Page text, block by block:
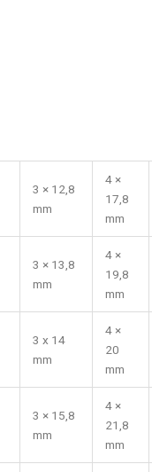
3 × 12,8
mm
4 ×
17,8
mm
3 × 13,8
mm
4 ×
19,8
mm
3 x 14
mm
4 ×
20
mm
3 × 15,8
mm
4 ×
21,8
mm